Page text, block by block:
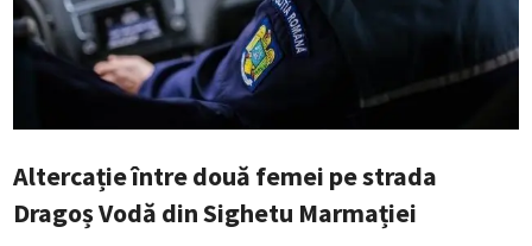
Altercație între două femei pe strada
Dragoș Vodă din Sighetu Marmației